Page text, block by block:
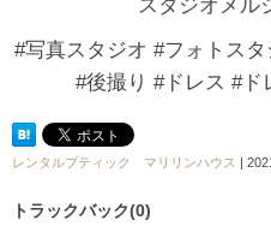
スタジオメル
#写真スタジオ #フォトス
#後撮り #ドレス #ド
レンタルブティック マリリンハウス |
トラックバック(0)